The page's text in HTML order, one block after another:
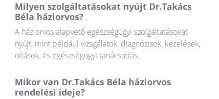
Milyen szolgáltatásokat nyújt Dr.Takács
Béla háziorvos?
A háziorvos alapvető egészségügyi szolgáltatásokat
nyújt, mint például vizsgálatok, diagnózisok, kezelések,
oltások, és egészségügyi tanácsadás.
Mikor van Dr.Takács Béla háziorvos
rendelési ideje?